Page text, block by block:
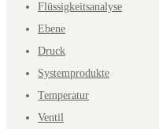
Flüssigkeitsanalyse
Ebene
Druck
Systemprodukte
Temperatur
Ventil